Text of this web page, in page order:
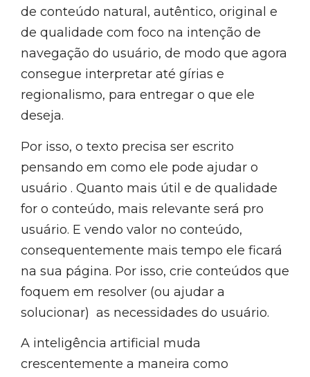
de conteúdo natural, autêntico, original e
de qualidade com foco na intenção de
navegação do usuário, de modo que agora
consegue interpretar até gírias e
regionalismo, para entregar o que ele
deseja.
Por isso, o texto precisa ser escrito
pensando em como ele pode ajudar o
usuário . Quanto mais útil e de qualidade
for o conteúdo, mais relevante será pro
usuário. E vendo valor no conteúdo,
consequentemente mais tempo ele ficará
na sua página. Por isso, crie conteúdos que
foquem em resolver (ou ajudar a
solucionar) as necessidades do usuário.
A inteligência artificial muda
crescentemente a maneira como